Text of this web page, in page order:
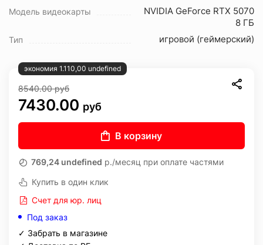
Модель видеокарты
NVIDIA GeForce RTX 5070
8 ГБ
Тип игровой (геймерский)
экономия 1.110,00 undefined
8540.00руб
7430.00 руб
В корзину
769,24 undefined р./месяц при оплате частями
Купить в один клик
Счет для юр. лиц
Под заказ
✓ Забрать в магазине